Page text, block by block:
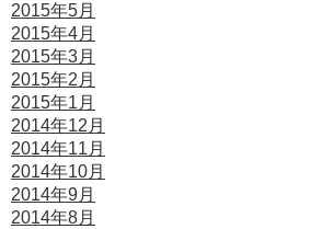
2015年5月
2015年4月
2015年3月
2015年2月
2015年1月
2014年12月
2014年11月
2014年10月
2014年9月
2014年8月